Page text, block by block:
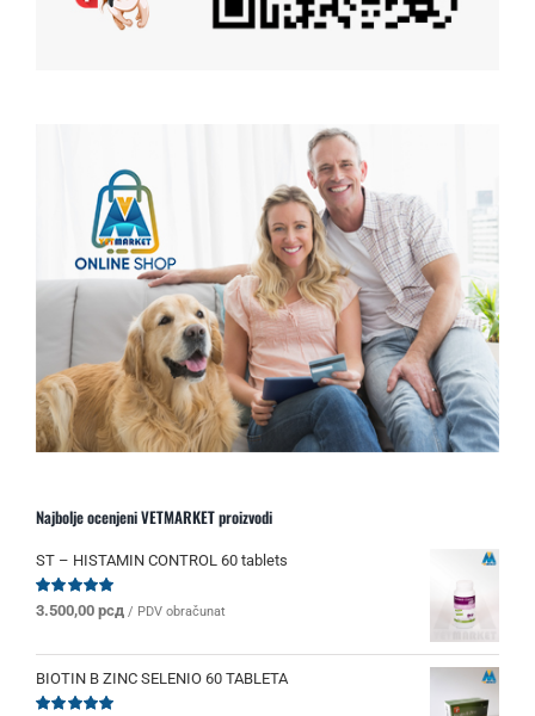
Najbolje ocenjeni VETMARKET proizvodi
ST – HISTAMIN CONTROL 60 tablets
Ocenjeno
od 5
3.500,00 рсд / PDV obračunat
BIOTIN B ZINC SELENIO 60 TABLETA